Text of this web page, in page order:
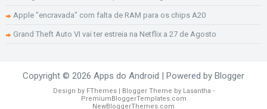
Apple "encravada" com falta de RAM para os chips A20
Grand Theft Auto VI vai ter estreia na Netflix a 27 de Agosto
Copyright © 2026 Apps do Android | Powered by Blogger
Design by FThemes| Blogger Theme by Lasantha -
PremiumBloggerTemplates.com
NewBloggerThemes.com